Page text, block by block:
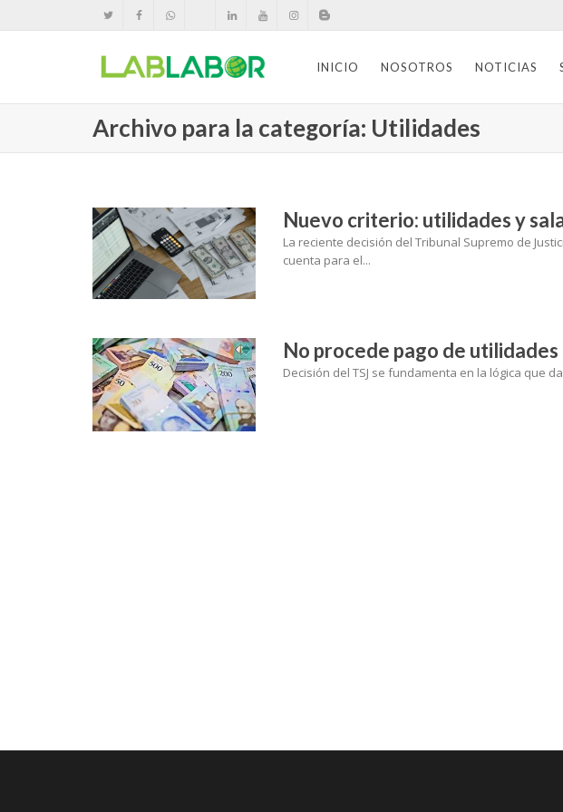
INICIO NOSOTROS NOTICIAS
Archivo para la categoría: Utilidades
Nuevo criterio: utilidades y
La reciente decisión del Tribunal Supremo de
cuenta para el...
No procede pago de
Decisión del TSJ se fundamenta en la lógica que